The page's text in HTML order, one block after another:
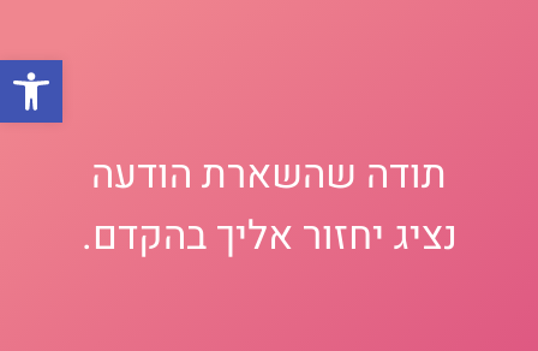
פתח
תודה שהשארת הודעה
נציג יחזור אליך בהקדם.